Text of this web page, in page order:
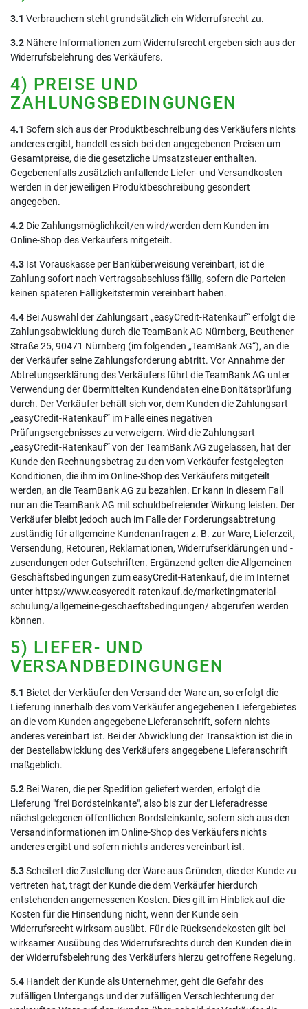
3.1 Verbrauchern steht grundsätzlich ein Widerrufsrecht zu.
3.2 Nähere Informationen zum Widerrufsrecht ergeben sich aus der
Widerrufsbelehrung des Verkäufers.
4) PREISE UND
ZAHLUNGSBEDINGUNGEN
4.1 Sofern sich aus der Produktbeschreibung des Verkäufers nichts
anderes ergibt, handelt es sich bei den angegebenen Preisen um
Gesamtpreise, die die gesetzliche Umsatzsteuer enthalten.
Gegebenenfalls zusätzlich anfallende Liefer- und Versandkosten
werden in der jeweiligen Produktbeschreibung gesondert
angegeben.
4.2 Die Zahlungsmöglichkeit/en wird/werden dem Kunden im
Online-Shop des Verkäufers mitgeteilt.
4.3 Ist Vorauskasse per Banküberweisung vereinbart, ist die
Zahlung sofort nach Vertragsabschluss fällig, sofern die Parteien
keinen späteren Fälligkeitstermin vereinbart haben.
4.4 Bei Auswahl der Zahlungsart „easyCredit-Ratenkauf“ erfolgt die
Zahlungsabwicklung durch die TeamBank AG Nürnberg, Beuthener
Straße 25, 90471 Nürnberg (im folgenden „TeamBank AG“), an die
der Verkäufer seine Zahlungsforderung abtritt. Vor Annahme der
Abtretungserklärung des Verkäufers führt die TeamBank AG unter
Verwendung der übermittelten Kundendaten eine Bonitätsprüfung
durch. Der Verkäufer behält sich vor, dem Kunden die Zahlungsart
„easyCredit-Ratenkauf“ im Falle eines negativen
Prüfungsergebnisses zu verweigern. Wird die Zahlungsart
„easyCredit-Ratenkauf“ von der TeamBank AG zugelassen, hat der
Kunde den Rechnungsbetrag zu den vom Verkäufer festgelegten
Konditionen, die ihm im Online-Shop des Verkäufers mitgeteilt
werden, an die TeamBank AG zu bezahlen. Er kann in diesem Fall
nur an die TeamBank AG mit schuldbefreiender Wirkung leisten. Der
Verkäufer bleibt jedoch auch im Falle der Forderungsabtretung
zuständig für allgemeine Kundenanfragen z. B. zur Ware, Lieferzeit,
Versendung, Retouren, Reklamationen, Widerrufserklärungen und -
zusendungen oder Gutschriften. Ergänzend gelten die Allgemeinen
Geschäftsbedingungen zum easyCredit-Ratenkauf, die im Internet
unter https://www.easycredit-ratenkauf.de/marketingmaterial-
schulung/allgemeine-geschaeftsbedingungen/abgerufen werden
können.
5) LIEFER- UND
VERSANDBEDINGUNGEN
5.1 Bietet der Verkäufer den Versand der Ware an, so erfolgt die
Lieferung innerhalb des vom Verkäufer angegebenen Liefergebietes
an die vom Kunden angegebene Lieferanschrift, sofern nichts
anderes vereinbart ist. Bei der Abwicklung der Transaktion ist die in
der Bestellabwicklung des Verkäufers angegebene Lieferanschrift
maßgeblich.
5.2 Bei Waren, die per Spedition geliefert werden, erfolgt die
Lieferung "frei Bordsteinkante", also bis zur der Lieferadresse
nächstgelegenen öffentlichen Bordsteinkante, sofern sich aus den
Versandinformationen im Online-Shop des Verkäufers nichts
anderes ergibt und sofern nichts anderes vereinbart ist.
5.3Scheitert die Zustellung der Ware aus Gründen, die der Kunde zu
vertreten hat, trägt der Kunde die dem Verkäufer hierdurch
entstehenden angemessenen Kosten. Dies gilt im Hinblick auf die
Kosten für die Hinsendung nicht, wenn der Kunde sein
Widerrufsrecht wirksam ausübt. Für die Rücksendekosten gilt bei
wirksamer Ausübung des Widerrufsrechts durch den Kunden die in
der Widerrufsbelehrung des Verkäufers hierzu getroffene Regelung.
5.4 Handelt der Kunde als Unternehmer, geht die Gefahr des
zufälligen Untergangs und der zufälligen Verschlechterung der